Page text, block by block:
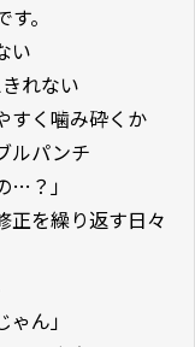
。
い
れない
すく噛み砕くか
ルパンチ
…？」
正を繰り返す日々
ん」